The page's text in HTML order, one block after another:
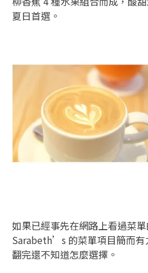
夏日首選。
如果已經事先在網路上看過菜
Sarabeth’s 的菜單項目簡而
翻完還不知道怎麼選擇。